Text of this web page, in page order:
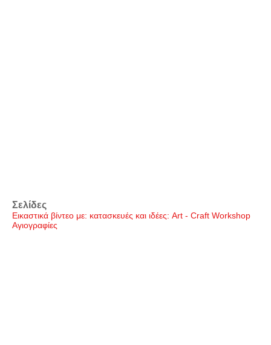
Σελίδες
Εικαστικά βίντεο με: κατασκευές και ιδέες: Art - Craft Workshop
Αγιογραφίες